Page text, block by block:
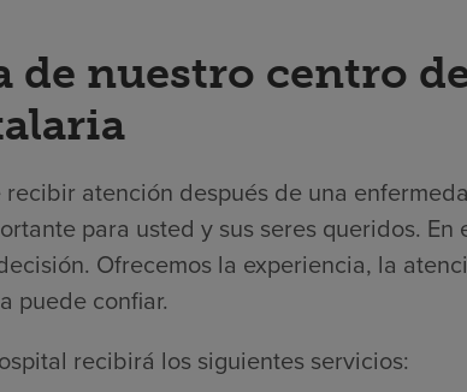
de nuestro centro
atención después de una
para usted y sus seres queridos.
Ofrecemos la experiencia, la
puede confiar.
recibirá los siguientes servicios: